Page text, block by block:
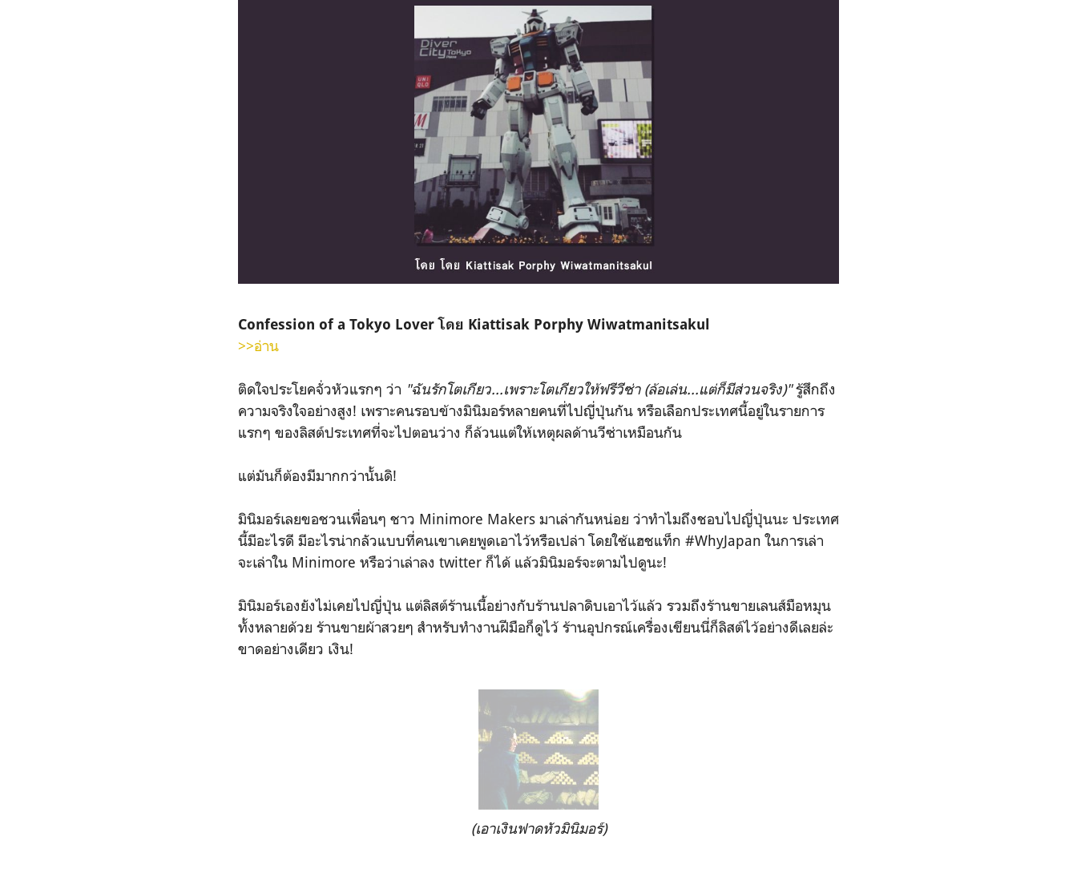
Confession of a Tokyo Lover โดย Kiattisak Porphy Wiwatmanitsakul
>>อ่าน
ติดใจประโยคจั่วหัวแรกๆ ว่า "ฉันรักโตเกียว...เพราะโตเกียวให้ฟรีวีซ่า (ล้อเล่น...แต่ก็มีส่วนจริง)"รู้สึกถึง
ความจริงใจอย่างสูง! เพราะคนรอบข้างมินิมอร์หลายคนที่ไปญี่ปุ่นกัน หรือเลือกประเทศนี้อยู่ในรายการ
แรกๆ ของลิสต์ประเทศที่จะไปตอนว่าง ก็ล้วนแต่ให้เหตุผลด้านวีซ่าเหมือนกัน
แต่มันก็ต้องมีมากกว่านั้นดิ!
มินิมอร์เลยขอชวนเพื่อนๆ ชาว Minimore Makers มาเล่ากันหน่อย ว่าทำไมถึงชอบไปญี่ปุ่นนะ ประเทศ
นี้มีอะไรดี มีอะไรน่ากลัวแบบที่คนเขาเคยพูดเอาไว้หรือเปล่า โดยใช้แฮชแท็ก #WhyJapan ในการเล่า
จะเล่าใน Minimore หรือว่าเล่าลง twitter ก็ได้ แล้วมินิมอร์จะตามไปดูนะ!
มินิมอร์เองยังไม่เคยไปญี่ปุ่น แต่ลิสต์ร้านเนื้อย่างกับร้านปลาดิบเอาไว้แล้ว รวมถึงร้านขายเลนส์มือหมุน
ทั้งหลายด้วย ร้านขายผ้าสวยๆ สำหรับทำงานฝีมือก็ดูไว้ ร้านอุปกรณ์เครื่องเขียนนี่ก็ลิสต์ไว้อย่างดีเลยล่ะ
ขาดอย่างเดียว เงิน!
(เอาเงินฟาดหัวมินิมอร์)